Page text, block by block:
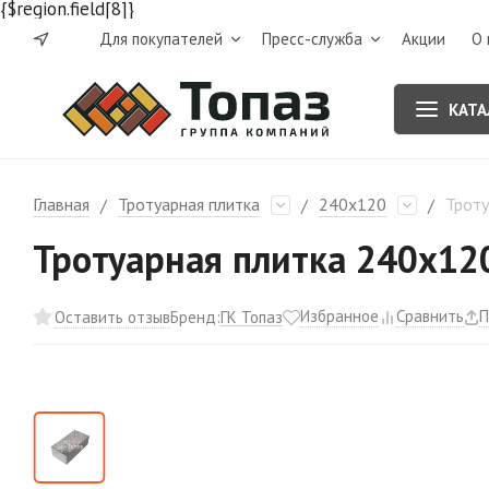
{$region.field[8]}
Для покупателей Пресс-служба Акции О
Главная / Тротуарная плитка / 240х120 /
Тротуарная плитка
Оставить отзывБренд:ГК Топаз Избранное Сравнить